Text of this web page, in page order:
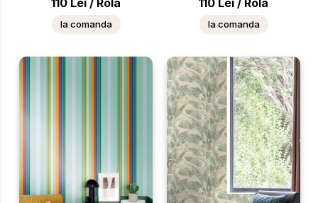
110 Lei / Rola
la comanda
110 Lei / Rola
la comanda